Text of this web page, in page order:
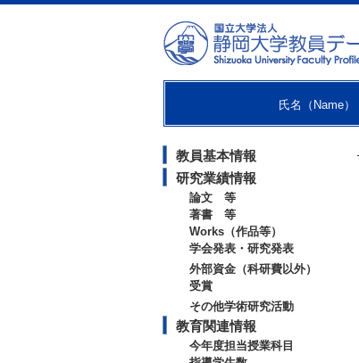
氏名（Name）
教員基本情報
研究業績情報
論文 等
著書 等
Works（作品等）
学会発表・研究発表
外部資金（科研費以外）
受賞
その他学術研究活動
教育関連情報
今年度担当授業科目